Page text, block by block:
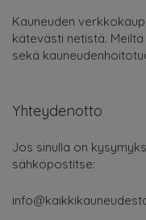
Kauneuden
kätevästi netistä.
sekä
Yhteydenotto
Jos sinulla on
sähköpostitse: